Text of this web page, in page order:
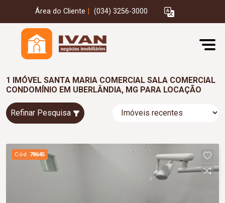
Área do Cliente (034) 3256-3000
1 IMÓVEL SANTA MARIA COMERCIAL SALA COMERCIAL
CONDOMÍNIO EM UBERLÂNDIA, MG PARA LOCAÇÃO
Refinar Pesquisa
Cód. 78645